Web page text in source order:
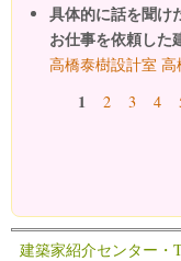
具体的に話を聞
お仕事を依頼した
高橋泰樹設計室 高
ページ1 2 3 4
建築家紹介センター・